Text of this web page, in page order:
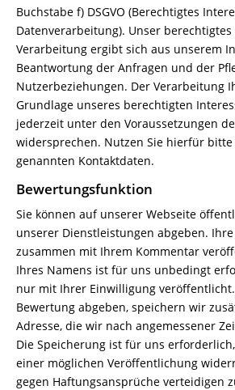
Buchstabe f) DSGVO (Berechtigtes
Datenverarbeitung). Unser
Verarbeitung ergibt sich aus unserem
Beantwortung der Anfragen und der
Nutzerbeziehungen. Der Verarbeitung
Grundlage unseres berechtigten
jederzeit unter den Voraussetzungen
widersprechen. Nutzen Sie hierfür
genannten Kontaktdaten.
Bewertungsfunktion
Sie können auf unserer Webseite
unserer Dienstleistungen abgeben.
zusammen mit Ihrem Kommentar
Ihres Namens ist für uns unbedingt
nur mit Ihrer Einwilligung
Bewertung abgeben, speichern wir
Adresse, die wir nach angemessener
Die Speicherung ist für uns
einer möglichen Veröffentlichung
gegen Haftungsansprüche verteidigen